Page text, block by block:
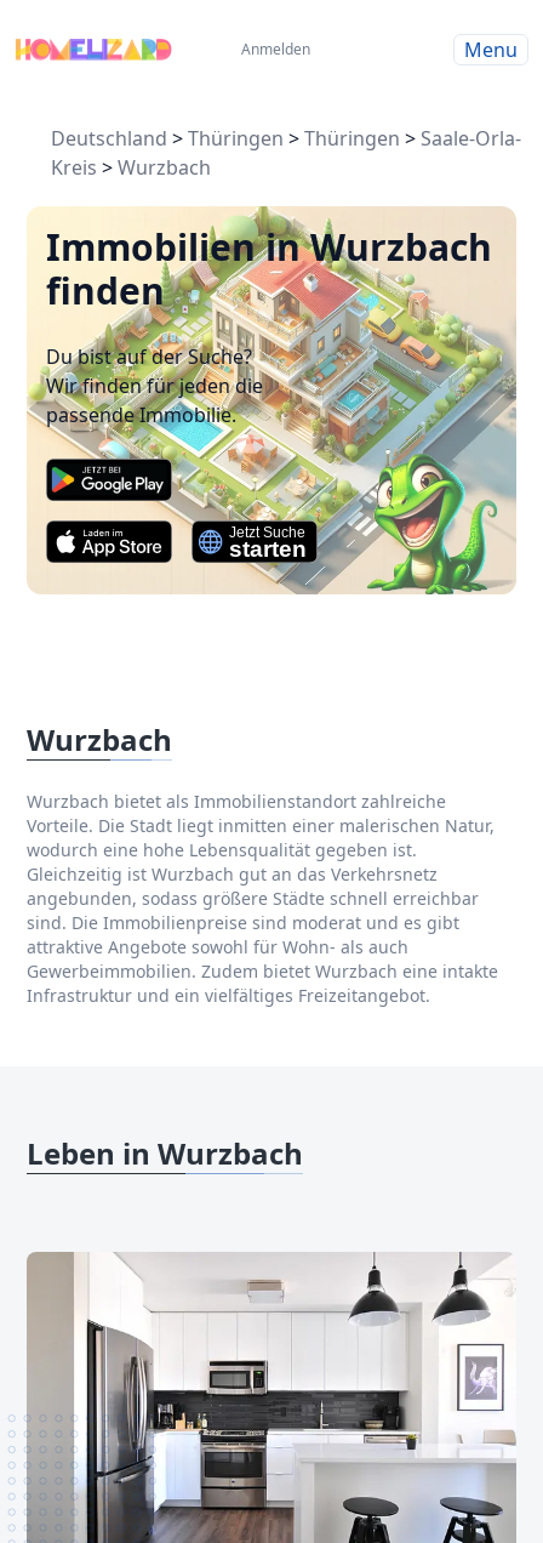
Anmelden Menu
Deutschland >Thüringen >Thüringen > Saale-Orla-
Kreis >Wurzbach
Immobilien in Wurzbach
finden
Du bist auf der Suche?
Wir finden für jeden die
passende Immobilie.
Wurzbach
Wurzbach bietet als Immobilienstandort zahlreiche
Vorteile. Die Stadt liegt inmitten einer malerischen Natur,
wodurch eine hohe Lebensqualität gegeben ist.
Gleichzeitig ist Wurzbach gut an das Verkehrsnetz
angebunden, sodass größere Städte schnell erreichbar
sind. Die Immobilienpreise sind moderat und es gibt
attraktive Angebote sowohl für Wohn- als auch
Gewerbeimmobilien. Zudem bietet Wurzbach eine intakte
Infrastruktur und ein vielfältiges Freizeitangebot.
Leben in Wurzbach